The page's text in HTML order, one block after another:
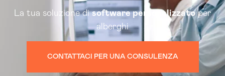
La tua soluzione disoftware personalizzatoper
alberghi
CONTATTACI PER UNA CONSULENZA